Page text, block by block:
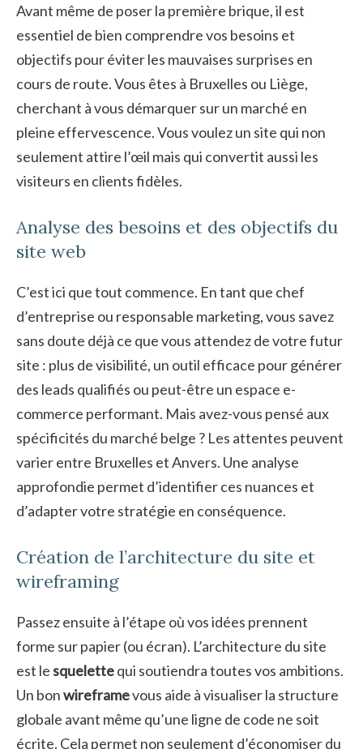
Avant même de poser la première brique, il est
essentiel de bien comprendre vos besoins et
objectifs pour éviter les mauvaises surprises en
cours de route. Vous êtes à Bruxelles ou Liège,
cherchant à vous démarquer sur un marché en
pleine effervescence. Vous voulez un site qui non
seulement attire l’œil mais qui convertit aussi les
visiteurs en clients fidèles.
Analyse des besoins et des objectifs du
site web
C’est ici que tout commence. En tant que chef
d’entreprise ou responsable marketing, vous savez
sans doute déjà ce que vous attendez de votre futur
site : plus de visibilité, un outil efficace pour générer
des leads qualifiés ou peut-être un espace e-
commerce performant. Mais avez-vous pensé aux
spécificités du marché belge ? Les attentes peuvent
varier entre Bruxelles et Anvers. Une analyse
approfondie permet d’identifier ces nuances et
d’adapter votre stratégie en conséquence.
Création de l’architecture du site et
wireframing
Passez ensuite à l’étape où vos idées prennent
forme sur papier (ou écran). L’architecture du site
est lesquelettequi soutiendra toutes vos ambitions.
Un bonwireframevous aide à visualiser la structure
globale avant même qu’une ligne de code ne soit
écrite. Cela permet non seulement d’économiser du